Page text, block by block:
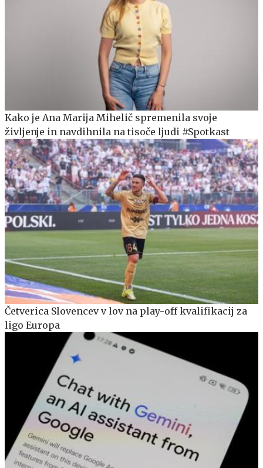
Kako je Ana Marija Mihelič spremenila svoje
življenje in navdihnila na tisoče ljudi #Spotkast
Četverica Slovencev v lov na play-off kvalifikacij za
ligo Europa